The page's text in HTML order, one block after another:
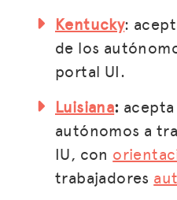
Kentucky:
de los
portal UI.
Luisiana:
autónomos a
IU, con
trabajadores